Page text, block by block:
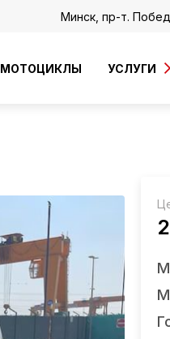
Минск, пр-т.
МОТОЦИКЛЫ УСЛУГИ